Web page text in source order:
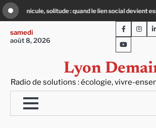
Skip
to
content
essentiel « Ça chauffe » : des acteurs du
samedi
août 8, 2026
Lyon
Radio de solutions : écologie, vivre-
Facebook
Youtube